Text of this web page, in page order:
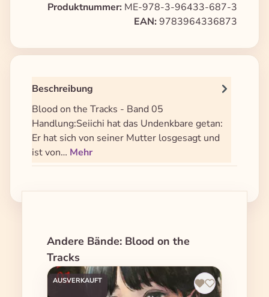
Produktnummer: ME-978-3-96433-687-3
EAN: 9783964336873
Beschreibung
Blood on the Tracks - Band 05
Handlung:Seiichi hat das Undenkbare getan:
Er hat sich von seiner Mutter losgesagt und
ist von… Mehr
Produktgalerie überspringen
Andere Bände: Blood on the
Tracks
AUSVERKAUFT